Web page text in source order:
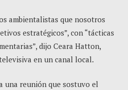
ambientalistas que nosotros
estratégicos”, con “tácticas
dijo Ceara Hatton,
en un canal local.
una reunión que sostuvo el